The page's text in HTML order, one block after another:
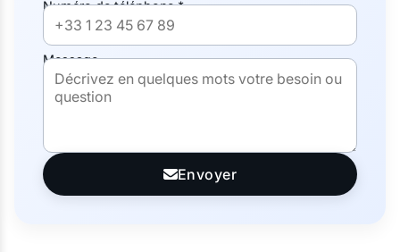
Numéro de téléphone *
Message
Envoyer